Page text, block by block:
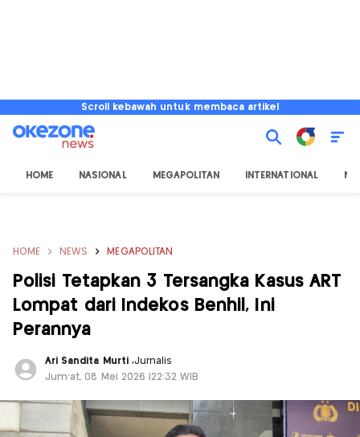
Scroll kebawah untuk membaca artikel
HOME NASIONAL MEGAPOLITAN INTERNATIONAL
HOME NEWS MEGAPOLITAN
Polisi Tetapkan 3 Tersangka Kasus ART
Lompat dari Indekos Benhil, Ini
Perannya
Ari Sandita Murti ,Jurnalis
Jum'at, 08 Mei 2026 |22:32 WIB